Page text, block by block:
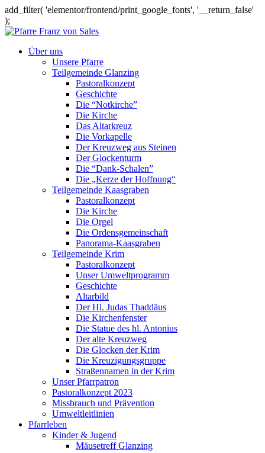
add_filter( 'elementor/frontend/print_google_fonts', '__return_false'
);
Über uns
Unsere Pfarre
Teilgemeinde Glanzing
Pastoralkonzept
Geschichte
Die “Notkirche”
Die Kirche
Das Altarkreuz
Die Vorkapelle
Der Kreuzweg aus Steinen
Der Glockenturm
Die “Dank-Schalen”
Die „Kerze der Hoffnung“
Teilgemeinde Kaasgraben
Pastoralkonzept
Die Kirche
Die Orgel
Die Ordensgemeinschaft
Panorama-Kaasgraben
Teilgemeinde Krim
Pastoralkonzept
Unser Umweltprogramm
Geschichte
Altarbild
Der Hl. Judas Thaddäus
Die Kirchenfenster
Die Statue des hl. Antonius
Der alte Kreuzweg
Die Glocken der Krim
Die Kreuzigungsgruppe
Straßennamen in der Krim
Unser Pfarrpatron
Pastoralkonzept 2023
Missbrauch und Prävention
Umweltleitlinien
Pfarrleben
Kinder & Jugend
Mäusetreff Glanzing